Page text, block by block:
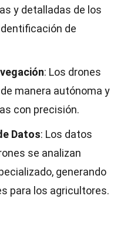
y detalladas de los
de
: Los drones
manera autónoma y
con precisión.
Datos: Los datos
se analizan
generando
para los agricultores.